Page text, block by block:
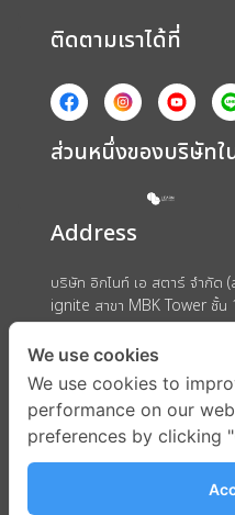
ติดตามเราได้ที่
ส่วนหนึ่งของบริษัทใ
Address
บริษัท อิกไนท์ เอ สตาร์ จำกัด
ignite สาขา MBK Tower ชั้น
ถนนพญาไท แขวงวังใหม่ เขต
We use cookies
We use cookies to
performance on our
preferences by clicking